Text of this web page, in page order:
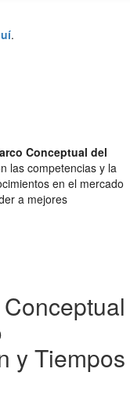
.
Conceptual del
las competencias y la
en el mercado
a mejores
y Tiempos